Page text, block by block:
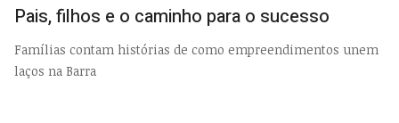
Pais, filhos e o caminho para o sucesso
Famílias contam histórias de como empreendimentos unem
laços na Barra